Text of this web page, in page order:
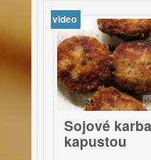
Sojové karbanátky s